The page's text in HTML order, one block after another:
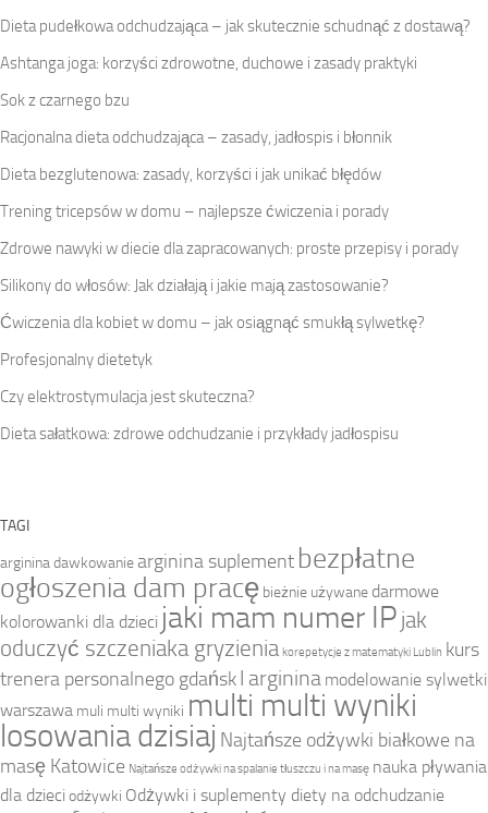
Dieta pudełkowa odchudzająca – jak skutecznie schudnąć z dostawą?
Ashtanga joga: korzyści zdrowotne, duchowe i zasady praktyki
Sok z czarnego bzu
Racjonalna dieta odchudzająca – zasady, jadłospis i błonnik
Dieta bezglutenowa: zasady, korzyści i jak unikać błędów
Trening tricepsów w domu – najlepsze ćwiczenia i porady
Zdrowe nawyki w diecie dla zapracowanych: proste przepisy i porady
Silikony do włosów: Jak działają i jakie mają zastosowanie?
Ćwiczenia dla kobiet w domu – jak osiągnąć smukłą sylwetkę?
Profesjonalny dietetyk
Czy elektrostymulacja jest skuteczna?
Dieta sałatkowa: zdrowe odchudzanie i przykłady jadłospisu
TAGI
arginina dawkowaniearginina suplement bezpłatne
ogłoszenia dam pracę bieżnie używane darmowe
kolorowanki dla dzieci jaki mam numer IP jak
oduczyć szczeniaka gryzienia korepetycje z matematyki Lublin kurs
trenera personalnego gdańskl arginina modelowanie sylwetki
warszawa muli multi wyniki multi multi wyniki
losowania dzisiaj Najtańsze odżywki białkowe na
masę Katowice Najtańsze odżywki na spalanie tłuszczu i na masę nauka pływania
dla dzieci odżywki Odżywki i suplementy diety na odchudzanie